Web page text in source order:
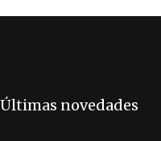
Últimas novedades